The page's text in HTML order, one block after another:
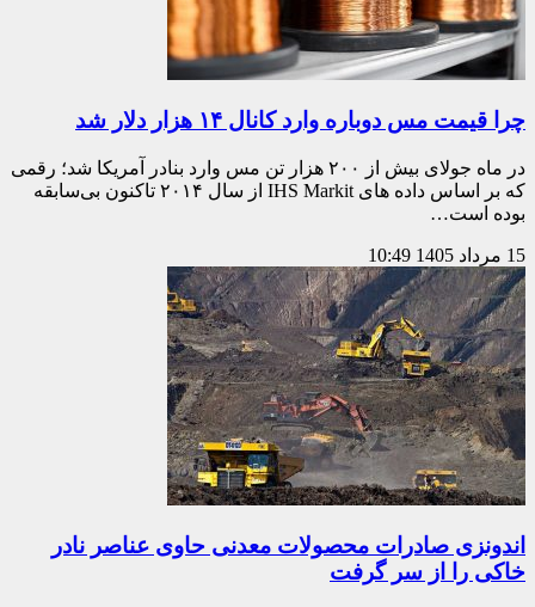
چرا قیمت مس دوباره وارد کانال ۱۴ هزار دلار شد
در ماه جولای بیش از ۲۰۰ هزار تن مس وارد بنادر آمریکا شد؛ رقمی
که بر اساس داده های IHS Markit از سال ۲۰۱۴ تاکنون بی‌سابقه
بوده است…
15 مرداد 1405 10:49
اندونزی صادرات محصولات معدنی حاوی عناصر نادر
خاکی را از سر گرفت